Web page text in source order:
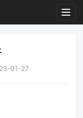
01-27